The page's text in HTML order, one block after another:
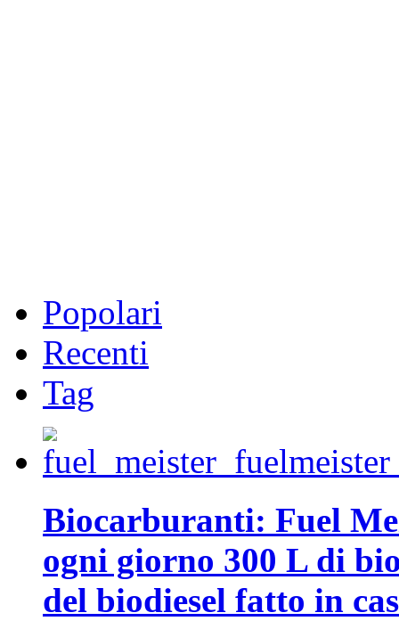
Popolari
Recenti
Tag
Biocarburanti: Fuel
ogni giorno 300 L di
del biodiesel fatto in